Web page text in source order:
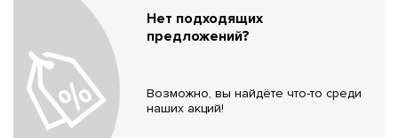
Нет подходящих
предложений?
Возможно, вы найдёте что-то среди
наших акций!